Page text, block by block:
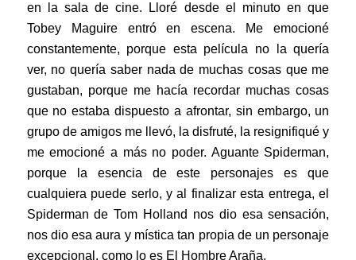
en la sala de cine. Lloré desde el minuto en que
Tobey Maguire entró en escena. Me emocioné
constantemente, porque esta película no la quería
ver, no quería saber nada de muchas cosas que me
gustaban, porque me hacía recordar muchas cosas
que no estaba dispuesto a afrontar, sin embargo, un
grupo de amigos me llevó, la disfruté, la resignifiqué y
me emocioné a más no poder. Aguante Spiderman,
porque la esencia de este personajes es que
cualquiera puede serlo, y al finalizar esta entrega, el
Spiderman de Tom Holland nos dio esa sensación,
nos dio esa aura y mística tan propia de un personaje
excepcional, como lo es El Hombre Araña.